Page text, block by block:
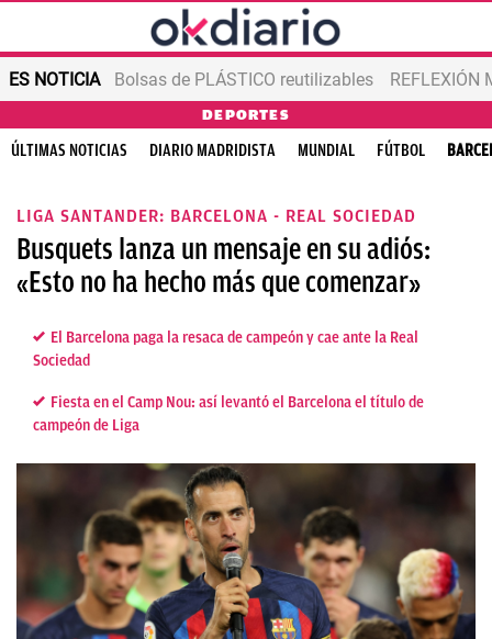
ES NOTICIA Bolsas de PLÁSTICO reutilizables REFLEXIÓN
DEPORTES
ÚLTIMAS NOTICIAS DIARIO MADRIDISTA MUNDIAL FÚTBOL
LIGA SANTANDER: BARCELONA - REAL SOCIEDAD
Busquets lanza un mensaje en su adiós:
«Esto no ha hecho más que comenzar»
El Barcelona paga la resaca de campeón y cae ante la Real
Sociedad
Fiesta en el Camp Nou: así levantó el Barcelona el título de
campeón de Liga